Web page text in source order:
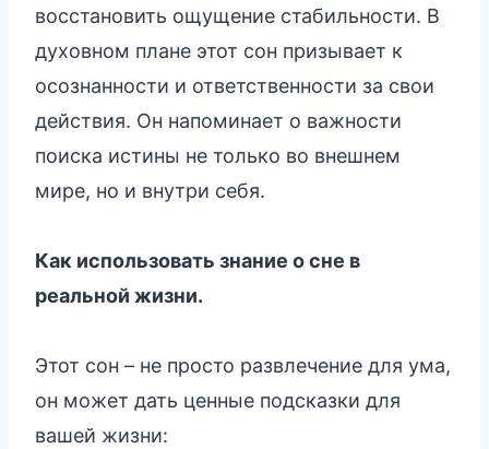
восстановить ощущение стабильности. В
духовном плане этот сон призывает к
осознанности и ответственности за свои
действия. Он напоминает о важности
поиска истины не только во внешнем
мире, но и внутри себя.
Как использовать знание о сне в
реальной жизни.
Этот сон – не просто развлечение для ума,
он может дать ценные подсказки для
вашей жизни: